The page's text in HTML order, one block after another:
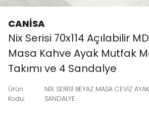
CANİSA
Nix Serisi 70x114 Açılabilir
Masa Kahve Ayak Mutfak
Takımı ve 4 Sandalye
Ürün
Kodu:
NİX SERİSİ BEYAZ MASA CEVİZ
SANDALYE